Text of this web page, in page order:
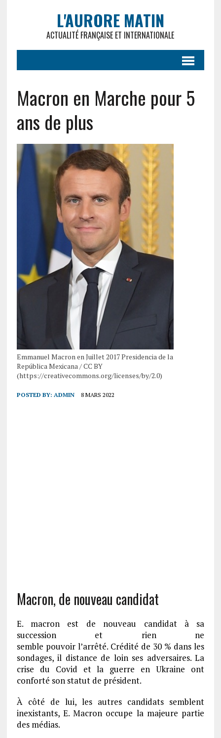
L'AURORE MATIN
ACTUALITÉ FRANÇAISE ET INTERNATIONALE
Macron en Marche pour 5
ans de plus
Emmanuel Macron en Juillet 2017 Presidencia de la
República Mexicana / CC BY
(https://creativecommons.org/licenses/by/2.0)
POSTED BY: ADMIN 8 MARS 2022
Macron, de nouveau candidat
E. macron est de nouveau candidat à sa
succession et rien ne
semble pouvoirl’arrêté.Crédité de 30 % dans les
sondages, il distance de loin ses adversaires.La
crise du Covid et la guerre en Ukraine ont
conforté son statut de président.
À côté de lui, les autres candidats semblent
inexistants, E. Macron occupe la majeure partie
des médias.